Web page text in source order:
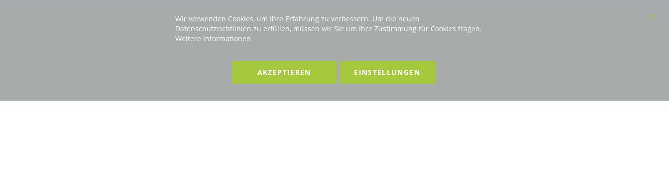
Wir verwenden Cookies, um Ihre Erfahrung zu verbessern. Um die neuen
Datenschutzrichtlinien zu erfüllen, müssen wir Sie um Ihre Zustimmung für Cookies fragen.
Weitere Informationen
AKZEPTIEREN EINSTELLUNGEN